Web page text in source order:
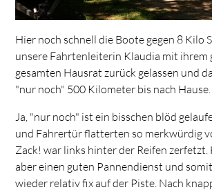
Hier noch schnell die Boote gegen 8 Kilo
unsere Fahrtenleiterin Klaudia mit ihrem
gesamten Hausrat zurück gelassen und
"nur noch" 500 Kilometer bis nach Hause.
Ja, "nur noch" ist ein bisschen blöd
und Fahrertür flatterten so merkwürdig
Zack! war links hinter der Reifen
aber einen guten Pannendienst und
wieder relativ fix auf der Piste. Nach